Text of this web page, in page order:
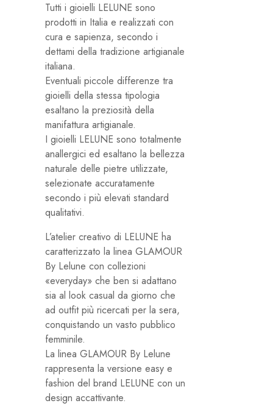
Tutti i gioielli LELUNE sono
prodotti in Italia e realizzati con
cura e sapienza, secondo i
dettami della tradizione artigianale
italiana.
Eventuali piccole differenze tra
gioielli della stessa tipologia
esaltano la preziosità della
manifattura artigianale.
I gioielli LELUNE sono totalmente
anallergici ed esaltano la bellezza
naturale delle pietre utilizzate,
selezionate accuratamente
secondo i più elevati standard
qualitativi.
L’atelier creativo di LELUNE ha
caratterizzato la linea GLAMOUR
By Lelune con collezioni
«everyday» che ben si adattano
sia al look casual da giorno che
ad outfit più ricercati per la sera,
conquistando un vasto pubblico
femminile.
La linea GLAMOUR By Lelune
rappresenta la versione easy e
fashion del brand LELUNE con un
design accattivante.